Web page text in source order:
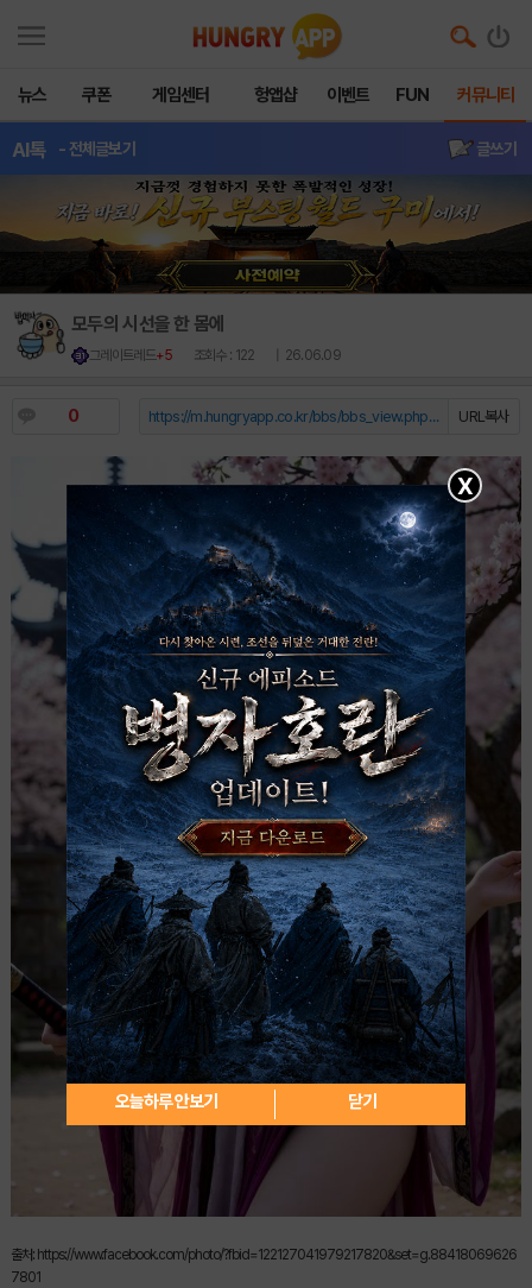
뉴스 쿠폰 게임센터 헝앱샵 이벤트 FUN 커뮤니티
AI톡 - 전체글보기 글쓰기
모두의 시선을 한 몸에
그레이트레드+5 조회수 : 122 | 26.06.09
0 URL복사
https://m.hungryapp.co.kr/bbs/bbs_view.php?durl=Y...
출처: https://www.facebook.com/photo/?fbid=122127041979217820&set=g.88418069626
7801
X
오늘하루 안보기 닫기